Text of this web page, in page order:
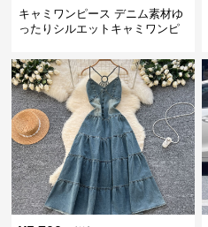
キャミワンピース デニム素材ゆ
ったりシルエットキャミワンピ